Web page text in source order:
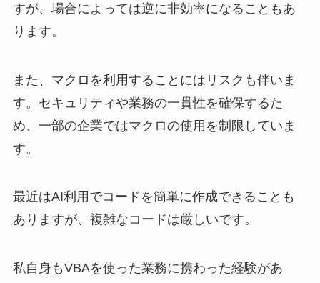
すが、場合によっては逆に非効率になることもあ
ります。
また、マクロを利用することにはリスクも伴いま
す。セキュリティや業務の一貫性を確保するた
め、一部の企業ではマクロの使用を制限していま
す。
最近はAI利用でコードを簡単に作成できることも
ありますが、複雑なコードは厳しいです。
私自身もVBAを使った業務に携わった経験があ